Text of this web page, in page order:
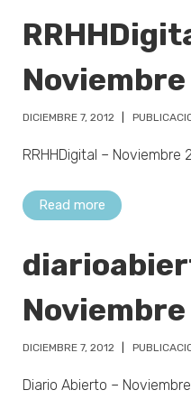
DICIEMBRE 7, 2012
RRHHDigital – Noviembre
Read more
DICIEMBRE 7, 2012
Diario Abierto –